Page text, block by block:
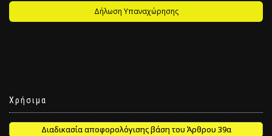
Δήλωση Υπαναχώρησης
Χρήσιμα
Διαδικασία αποφορολόγισης βάση του Άρθρου 39α